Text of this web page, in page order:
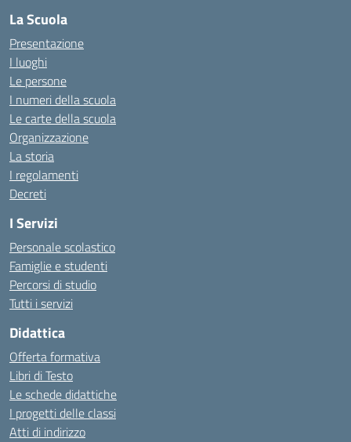
La Scuola
Presentazione
I luoghi
Le persone
I numeri della scuola
Le carte della scuola
Organizzazione
La storia
I regolamenti
Decreti
I Servizi
Personale scolastico
Famiglie e studenti
Percorsi di studio
Tutti i servizi
Didattica
Offerta formativa
Libri di Testo
Le schede didattiche
I progetti delle classi
Atti di indirizzo